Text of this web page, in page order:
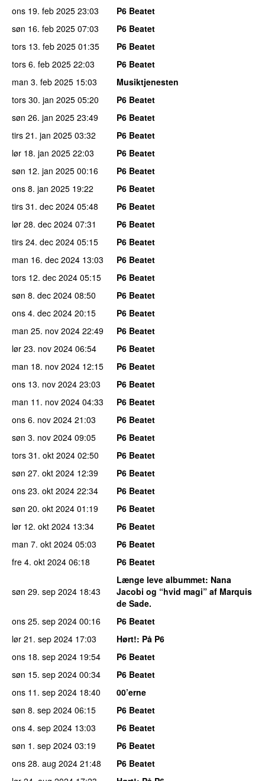
ons 19. feb 2025 23:03
P6 Beatet
søn 16. feb 2025 07:03
P6 Beatet
tors 13. feb 2025 01:35
P6 Beatet
tors 6. feb 2025 22:03
P6 Beatet
man 3. feb 2025 15:03
Musiktjenesten
tors 30. jan 2025 05:20
P6 Beatet
søn 26. jan 2025 23:49
P6 Beatet
tirs 21. jan 2025 03:32
P6 Beatet
lør 18. jan 2025 22:03
P6 Beatet
søn 12. jan 2025 00:16
P6 Beatet
ons 8. jan 2025 19:22
P6 Beatet
tirs 31. dec 2024 05:48
P6 Beatet
lør 28. dec 2024 07:31
P6 Beatet
tirs 24. dec 2024 05:15
P6 Beatet
man 16. dec 2024 13:03
P6 Beatet
tors 12. dec 2024 05:15
P6 Beatet
søn 8. dec 2024 08:50
P6 Beatet
ons 4. dec 2024 20:15
P6 Beatet
man 25. nov 2024 22:49
P6 Beatet
lør 23. nov 2024 06:54
P6 Beatet
man 18. nov 2024 12:15
P6 Beatet
ons 13. nov 2024 23:03
P6 Beatet
man 11. nov 2024 04:33
P6 Beatet
ons 6. nov 2024 21:03
P6 Beatet
søn 3. nov 2024 09:05
P6 Beatet
tors 31. okt 2024 02:50
P6 Beatet
søn 27. okt 2024 12:39
P6 Beatet
ons 23. okt 2024 22:34
P6 Beatet
søn 20. okt 2024 01:19
P6 Beatet
lør 12. okt 2024 13:34
P6 Beatet
man 7. okt 2024 05:03
P6 Beatet
fre 4. okt 2024 06:18 P6 Beatet
søn 29. sep 2024 18:43
Længe leve albummet: Nana
Jacobi og “hvid magi” af Marquis
de Sade.
ons 25. sep 2024 00:16
P6 Beatet
lør 21. sep 2024 17:03 Hørt!: På P6
ons 18. sep 2024 19:54
P6 Beatet
søn 15. sep 2024 00:34
P6 Beatet
ons 11. sep 2024 18:40
00’erne
søn 8. sep 2024 06:15
P6 Beatet
ons 4. sep 2024 13:03
P6 Beatet
søn 1. sep 2024 03:19
P6 Beatet
ons 28. aug 2024 21:48
P6 Beatet